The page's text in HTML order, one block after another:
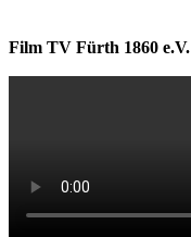
Film TV Fürth 1860 e.V.